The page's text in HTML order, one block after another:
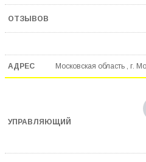
Московская область , г.